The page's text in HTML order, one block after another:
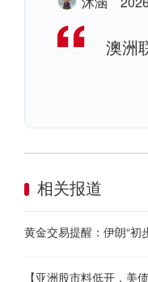
澳洲
相关报道
黄金交易提醒：伊朗“初